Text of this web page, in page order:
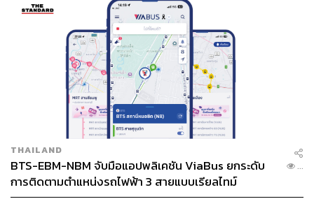
THAILAND
BTS-EBM-NBM จับมือแอปพลิเคชัน ViaBus ยกระดับ
การติดตามตำแหน่งรถไฟฟ้า 3 สายแบบเรียลไทม์
...